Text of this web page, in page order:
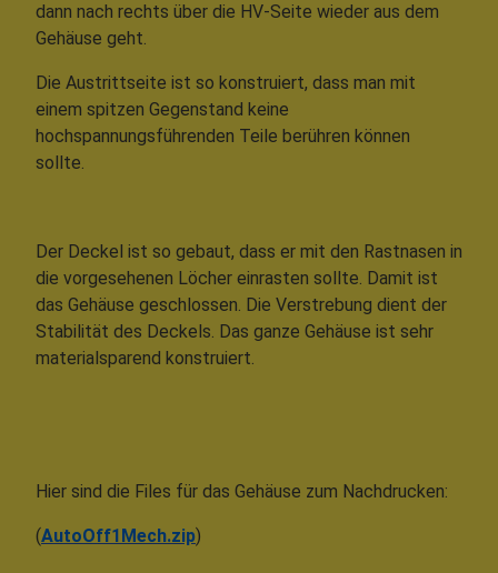
dann nach rechts über die HV-Seite wieder aus dem
Gehäuse geht.
Die Austrittseite ist so konstruiert, dass man mit
einem spitzen Gegenstand keine
hochspannungsführenden Teile berühren können
sollte.
Der Deckel ist so gebaut, dass er mit den Rastnasen in
die vorgesehenen Löcher einrasten sollte. Damit ist
das Gehäuse geschlossen. Die Verstrebung dient der
Stabilität des Deckels. Das ganze Gehäuse ist sehr
materialsparend konstruiert.
Hier sind die Files für das Gehäuse zum Nachdrucken:
(AutoOff1Mech.zip)